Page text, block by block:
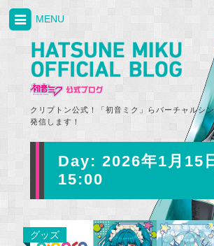
クリプトン公式！「初音ミク」らバーチャルシ
発信します！
MENU
Day: 2026年1月15
15:00
グッズ